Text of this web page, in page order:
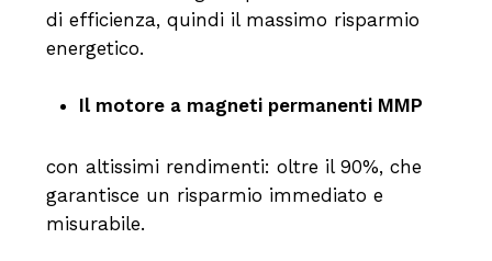
di efficienza, quindi il massimo risparmio
energetico.
Il motore a magneti permanenti MMP
con altissimi rendimenti: oltre il 90%, che
garantisce un risparmio immediato e
misurabile.